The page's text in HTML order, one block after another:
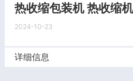
热收缩包装机 热收缩
2024-10-23
详细信息